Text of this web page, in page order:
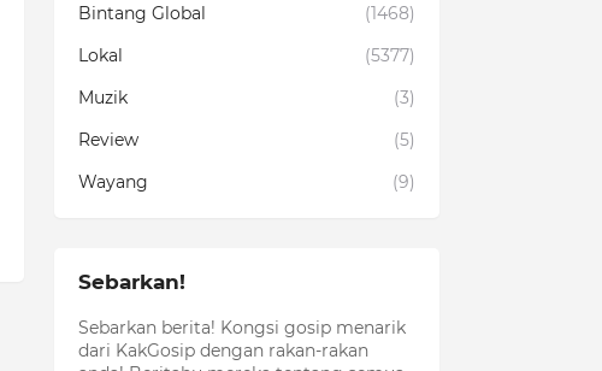
Bintang Global
(1468)
Lokal
(5377)
Muzik
(3)
Review
(5)
Wayang
(9)
Sebarkan!
Sebarkan berita! Kongsi gosip menarik
dari KakGosip dengan rakan-rakan